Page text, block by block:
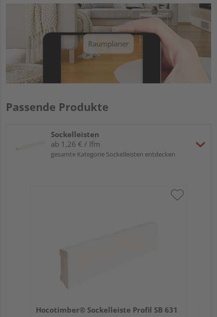
Raumplaner
Passende Produkte
Sockelleisten
ab 1,26 € / lfm
gesamte Kategorie Sockelleisten entdecken
Hocotimber® Sockelleiste Profil SB 631